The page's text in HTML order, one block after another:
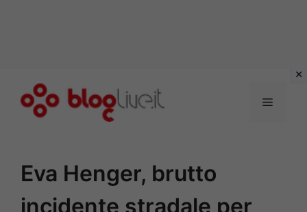
Menu
Eva Henger, brutto
incidente stradale per